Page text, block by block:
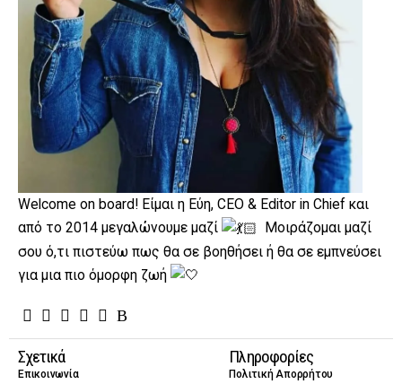
Welcome on board! Είμαι η Εύη, CEO & Editor in Chief και
από το 2014 μεγαλώνουμε μαζί
Μοιράζομαι μαζί
σου ό,τι πιστεύω πως θα σε βοηθήσει ή θα σε εμπνεύσει
για μια πιο όμορφη ζωή
Σχετικά
Επικοινωνία
Πληροφορίες
Πολιτική Απορρήτου